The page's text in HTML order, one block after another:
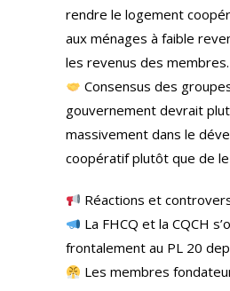
rendre le logement
aux ménages à faible
les revenus des membres.
Consensus des
gouvernement devrait
massivement dans le
coopératif plutôt que de
Réactions et
La FHCQ et la CQCH
frontalement au PL 20
Les membres